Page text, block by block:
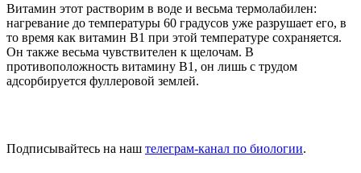
Витамин этот растворим в воде и весьма термолабилен:
нагревание до температуры 60 градусов уже разрушает его, в
то время как витамин В1 при этой температуре сохраняется.
Он также весьма чувствителен к щелочам. В
противоположность витамину В1, он лишь с трудом
адсорбируется фуллеровой землей.
Подписывайтесь на наш телеграм-канал по биологии.